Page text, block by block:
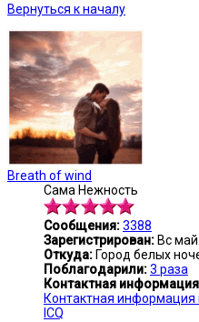
Вернуться к началу
Breath of wind
Сама Нежность
Сообщения:3388
Зарегистрирован: Вс
Откуда: Город белых
Поблагодарили:3 раза
Контактная
Контактная информация
ICQ